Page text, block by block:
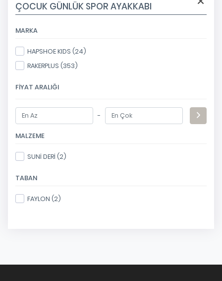
ÇOCUK GÜNLÜK SPOR AYAKKABI
MARKA
HAPSHOE KIDS (24)
RAKERPLUS (353)
FIYAT ARALIĞI
-
MALZEME
SUNİ DERİ (2)
TABAN
FAYLON (2)